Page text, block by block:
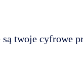
są twoje cyfrowe